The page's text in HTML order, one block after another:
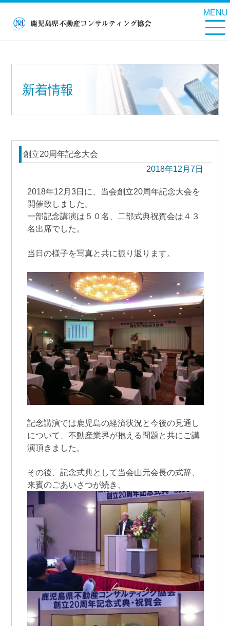
MENU
新着情報
創立20周年記念大会
2018年12月7日
2018年12月3日に、当会創立20周年記念大会を
開催致しました。
一部記念講演は５０名、二部式典祝賀会は４３
名出席でした。
当日の様子を写真と共に振り返ります。
記念講演では鹿児島の経済状況と今後の見通し
について、不動産業界が抱える問題と共にご講
演頂きました。
その後、記念式典として当会山元会長の式辞、
来賓のごあいさつが続き、